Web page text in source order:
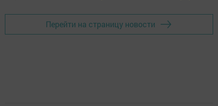
Перейти на страницу новости